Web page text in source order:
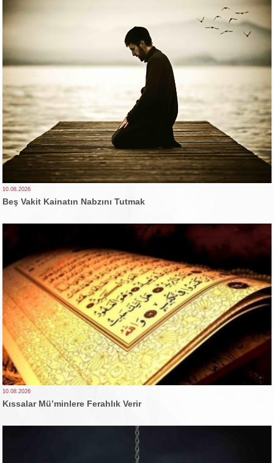
10.08.2026
Beş Vakit Kainatın Nabzını Tutmak
10.08.2026
Kıssalar Mü’minlere Ferahlık Verir